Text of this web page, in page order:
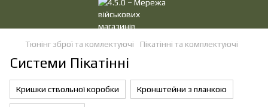
Тюнінг зброї та комлектуючі Пікатінні та комплектуючі
Системи Пікатінні
Кришки ствольної коробки Кронштейни з планкою